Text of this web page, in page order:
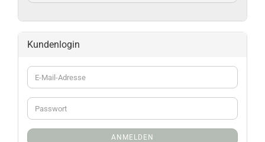
Kundenlogin
ANMELDEN